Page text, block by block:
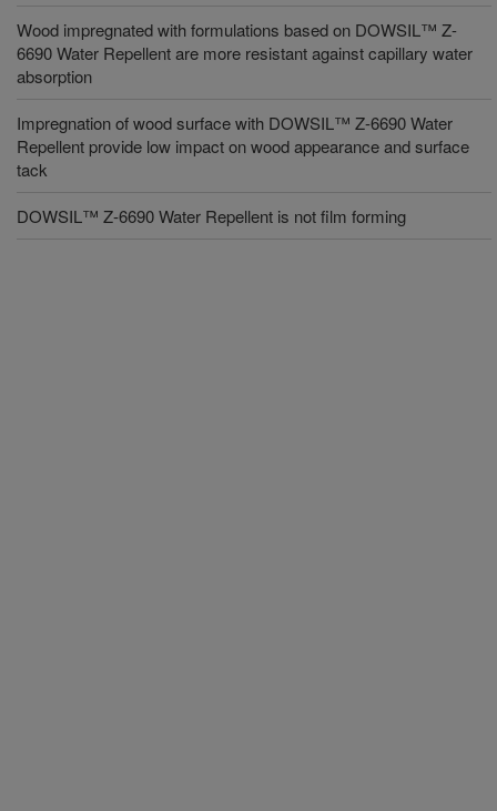
Wood impregnated with formulations based on DOWSIL™ Z-
6690 Water Repellent are more resistant against capillary water
absorption
Impregnation of wood surface with DOWSIL™ Z-6690 Water
Repellent provide low impact on wood appearance and surface
tack
DOWSIL™ Z-6690 Water Repellent is not film forming